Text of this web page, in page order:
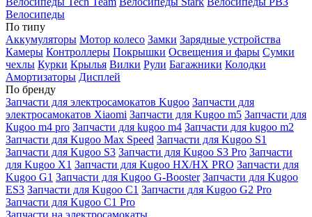
Велосипеды
По типу
Аккумуляторы Мотор колесо Замки Зарядные устройства
Камеры Контроллеры Покрышки Освещения и фары Сумки
чехлы Курки Крылья Вилки Рули Багажники Колодки
Амортизаторы Дисплей
По бренду
Запчасти для электросамокатов Kugoo Запчасти для
электросамокатов Xiaomi Запчасти для Kugoo m5 Запчасти для
Кugoo m4 pro Запчасти для kugoo m4 Запчасти для kugoo m2
Запчасти для Kugoo Max Speed Запчасти для Kugoo S1
Запчасти для Kugoo S3 Запчасти для Kugoo S3 Pro Запчасти
для Kugoo X1 Запчасти для Kugoo HX/HX PRO Запчасти для
Kugoo G1 Запчасти для Kugoo G-Booster Запчасти для Kugoo
ES3 Запчасти для Kugoo C1 Запчасти для Kugoo G2 Pro
Запчасти для Kugoo C1 Pro
Запчасти на электросамокаты